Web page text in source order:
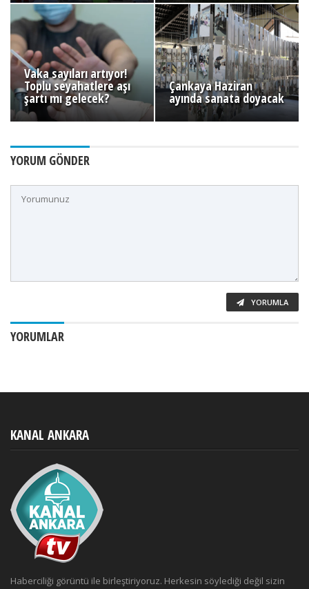
Vaka sayıları artıyor!
Toplu seyahatlere aşı
şartı mı gelecek?
Çankaya Haziran
ayında sanata doyacak
YORUM GÖNDER
YORUMLA
YORUMLAR
KANAL ANKARA
Haberciliği görüntü ile birleştiriyoruz. Herkesin söylediği değil sizin